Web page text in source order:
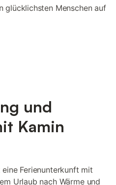
glücklichsten Menschen auf
und
Kamin
Ferienunterkunft mit
Urlaub nach Wärme und